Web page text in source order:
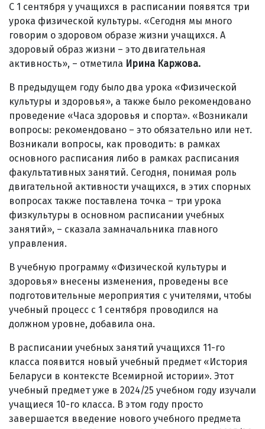
С 1 сентября у учащихся в расписании появятся три
урока физической культуры. «Сегодня мы много
говорим о здоровом образе жизни учащихся. А
здоровый образ жизни – это двигательная
активность», – отметила Ирина Каржова.
В предыдущем году было два урока «Физической
культуры и здоровья», а также было рекомендовано
проведение «Часа здоровья и спорта». «Возникали
вопросы: рекомендовано – это обязательно или нет.
Возникали вопросы, как проводить: в рамках
основного расписания либо в рамках расписания
факультативных занятий. Сегодня, понимая роль
двигательной активности учащихся, в этих спорных
вопросах также поставлена точка – три урока
физкультуры в основном расписании учебных
занятий», – сказала замначальника главного
управления.
В учебную программу «Физической культуры и
здоровья» внесены изменения, проведены все
подготовительные мероприятия с учителями, чтобы
учебный процесс с 1 сентября проводился на
должном уровне, добавила она.
В расписании учебных занятий учащихся 11-го
класса появится новый учебный предмет «История
Беларуси в контексте Всемирной истории». Этот
учебный предмет уже в 2024/25 учебном году изучали
учащиеся 10-го класса. В этом году просто
завершается введение нового учебного предмета